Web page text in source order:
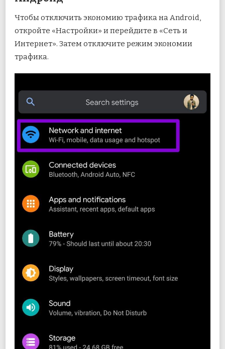
Чтобы отключить экономию трафика на Android,
откройте «Настройки» и перейдите в «Сеть и
Интернет». Затем отключите режим экономии
трафика.